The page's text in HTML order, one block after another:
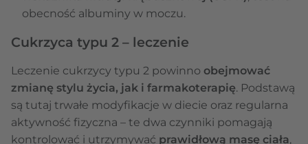
obecność albuminy w moczu.
Cukrzyca typu 2 – leczenie
Leczenie cukrzycy typu 2 powinno obejmować
zmianę stylu życia, jak i farmakoterapię. Podstawą
są tutaj trwałe modyfikacje w diecie oraz regularna
aktywność fizyczna – te dwa czynniki pomagają
kontrolować i utrzymywać prawidłową masę ciała,